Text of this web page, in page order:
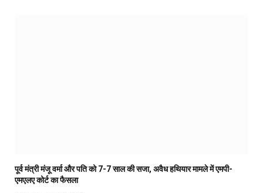
पूर्व मंत्री मंजू वर्मा और पति को 7-7 साल की सजा, अवैध हथियार मामले में एमपी-
एमएलए कोर्ट का फैसला